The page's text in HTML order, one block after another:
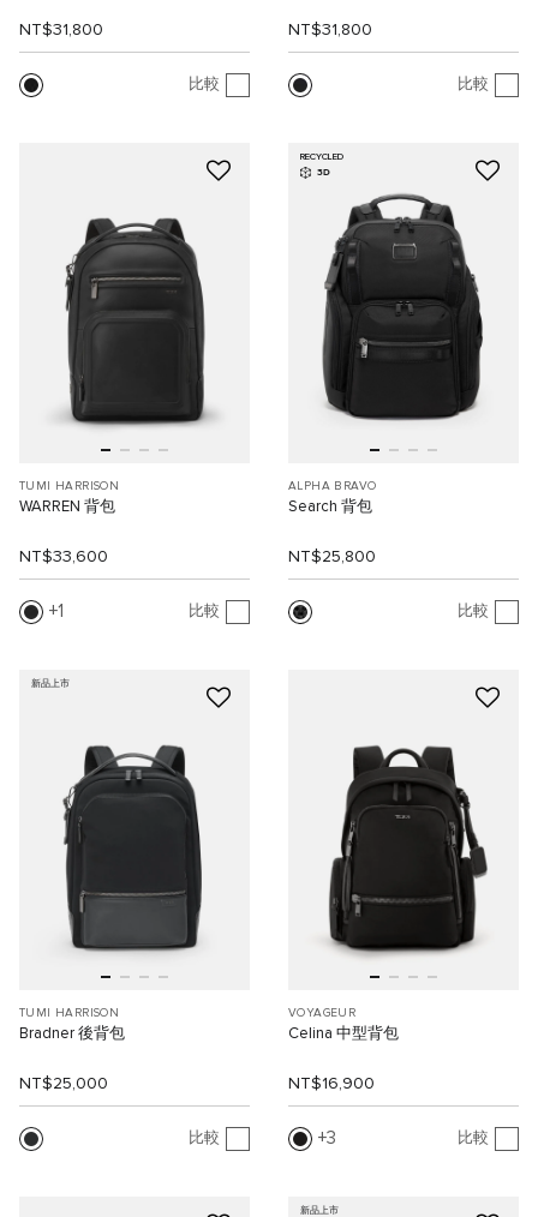
NT$31,800
比較
NT$31,800
比較
TUMI HARRISON
WARREN 背包
NT$33,600
1 比較
RECYCLED
3D
ALPHA BRAVO
Search 背包
NT$25,800
比較
新品上市
TUMI HARRISON
Bradner 後背包
NT$25,000
比較
VOYAGEUR
Celina 中型背包
NT$16,900
3 比較
新品上市